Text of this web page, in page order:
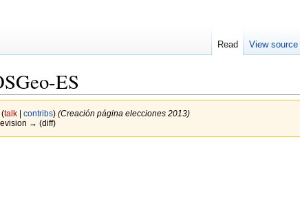
ES
(talk| contribs) (Creación página elecciones 2013)
→ (diff)
Read View source